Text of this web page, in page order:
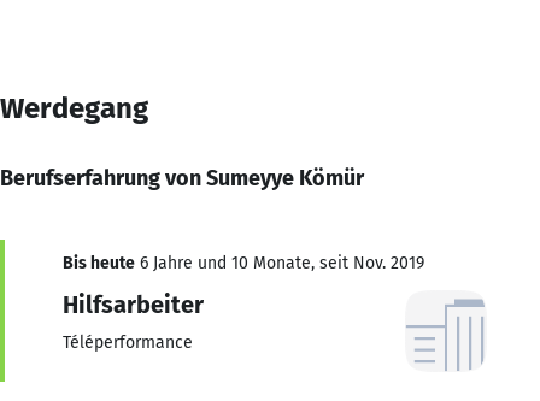
Werdegang
Berufserfahrung von Sumeyye Kömür
Bis heute 6 Jahre und 10 Monate, seit Nov. 2019
Hilfsarbeiter
Téléperformance